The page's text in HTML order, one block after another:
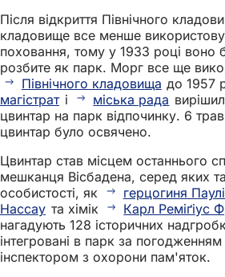
Після відкриття Північного
кладовище все менше
поховання, тому у 1933 році воно
розбите як парк. Морг все ще
Північного кладовища до 1957
магістрат і міська рада
цвинтар на парк відпочинку. 6
цвинтар було освячено.
Цвинтар став місцем останнього
мешканця Вісбадена, серед яких
особистості, як
герцогиня
Нассау та хімік Карл Реміґіус
нагадують 128 історичних
інтегровані в парк за
інспектором з охорони пам'яток.